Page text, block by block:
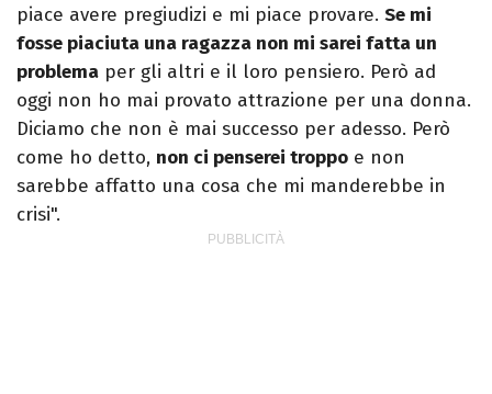
piace avere pregiudizi e mi piace provare. Se mi
fosse piaciuta una ragazza non mi sarei fatta un
problema per gli altri e il loro pensiero. Però ad
oggi non ho mai provato attrazione per una donna.
Diciamo che non è mai successo per adesso. Però
come ho detto, non ci penserei troppo e non
sarebbe affatto una cosa che mi manderebbe in
crisi".